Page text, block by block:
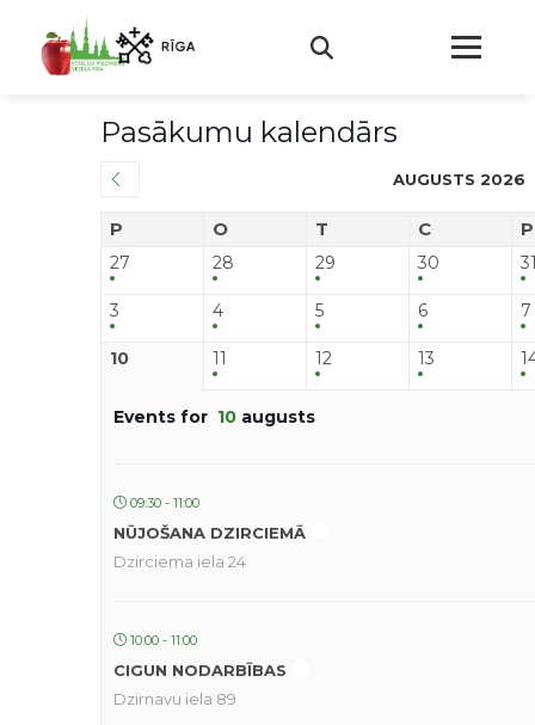
Pasākumu kalendārs
AUGUSTS 2026
P O T C
27 28 29 30
3 4 5 6 7
10 11 12 13
Events for 10 augusts
09:30 - 11:00
NŪJOŠANA DZIRCIEMĀ
Dzirciema iela 24
10:00 - 11:00
CIGUN NODARBĪBAS
Dzirnavu iela 89